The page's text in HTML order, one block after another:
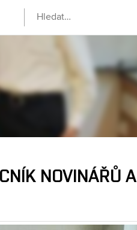
NOVINÁŘŮ A